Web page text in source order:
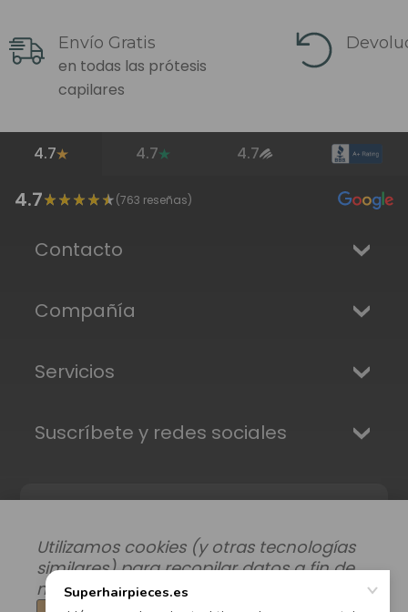
Envío Gratis
en todas las prótesis
capilares
4.7 4.7 4.7
4.7 (763 reseñas)
Contacto
Compañía
Servicios
Suscríbete y redes sociales
Utilizamos cookies (y otras tecnologías
similares) para recopilar datos a fin de
mejorar su experiencia de compra.